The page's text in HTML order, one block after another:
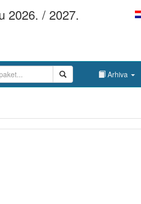
2026. / 2027.
Arhiva